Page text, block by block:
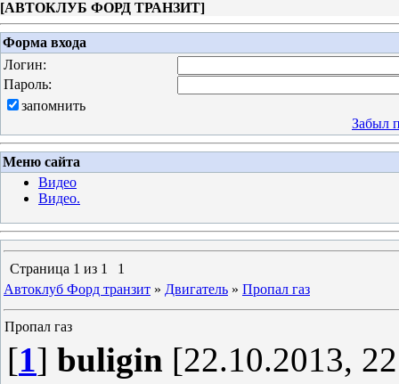
[АВТОКЛУБ ФОРД ТРАНЗИТ]
Форма входа
Логин:
Пароль:
запомнить
Забыл
Меню сайта
Видео
Видео.
Страница 1 из 1
1
Автоклуб Форд транзит » Двигатель » Пропал газ
Пропал газ
[1] buligin [22.10.2013,